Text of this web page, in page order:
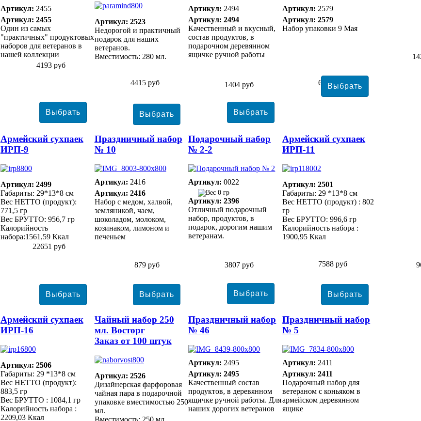
4193 руб
Артикул: 2455
Артикул: 2455
Один из самых
"практичных" продуктовых
наборов для ветеранов в
нашей коллекции
4415 руб
Артикул: 2523
Недорогой и практичный
подарок для наших
ветеранов.
Вместимость: 280 мл.
1404 руб
Артикул: 2494
Артикул: 2494
Качественный и вкусный,
состав продуктов, в
подарочном деревянном
ящичке ручной работы
6355 руб
Артикул: 2579
Артикул: 2579
Набор упаковки 9 Мая
22651 руб
Армейский сухпаек
ИРП-9
Артикул: 2499
Габариты: 29*13*8 см
Вес НЕТТО (продукт):
771,5 гр
Вес БРУТТО: 956,7 гр
Калорийность
набора:1561,59 Ккал
879 руб
Праздничный набор
№ 10
Артикул: 2416
Артикул: 2416
Набор с медом, халвой,
земляникой, чаем,
шоколадом, молоком,
козинаком, лимоном и
печеньем
3807 руб
Подарочный набор
№ 2-2
Артикул: 0022
0 гр
Артикул: 2396
Отличный подарочный
набор, продуктов, в
подарок, дорогим нашим
ветеранам.
7588 руб
Армейский сухпаек
ИРП-11
Артикул: 2501
Габариты: 29 *13*8 см
Вес НЕТТО (продукт) : 802
гр
Вес БРУТТО: 996,6 гр
Калорийность набора :
1900,95 Ккал
Армейский сухпаек
ИРП-16
Артикул: 2506
Габариты: 29 *13*8 см
Вес НЕТТО (продукт):
883,5 гр
Вес БРУТТО : 1084,1 гр
Калорийность набора :
2209,03 Ккал
Чайный набор 250
мл. Восторг
Заказ от 100 штук
Артикул: 2526
Дизайнерская фарфоровая
чайная пара в подарочной
упаковке вместимостью 250
мл.
Вместимость: 250 мл.
Праздничный набор
№ 46
Артикул: 2495
Артикул: 2495
Качественный состав
продуктов, в деревянном
ящичке ручной работы. Для
наших дорогих ветеранов
Праздничный набор
№ 5
Артикул: 2411
Артикул: 2411
Подарочный набор для
ветераном с коньяком в
армейском деревянном
ящике